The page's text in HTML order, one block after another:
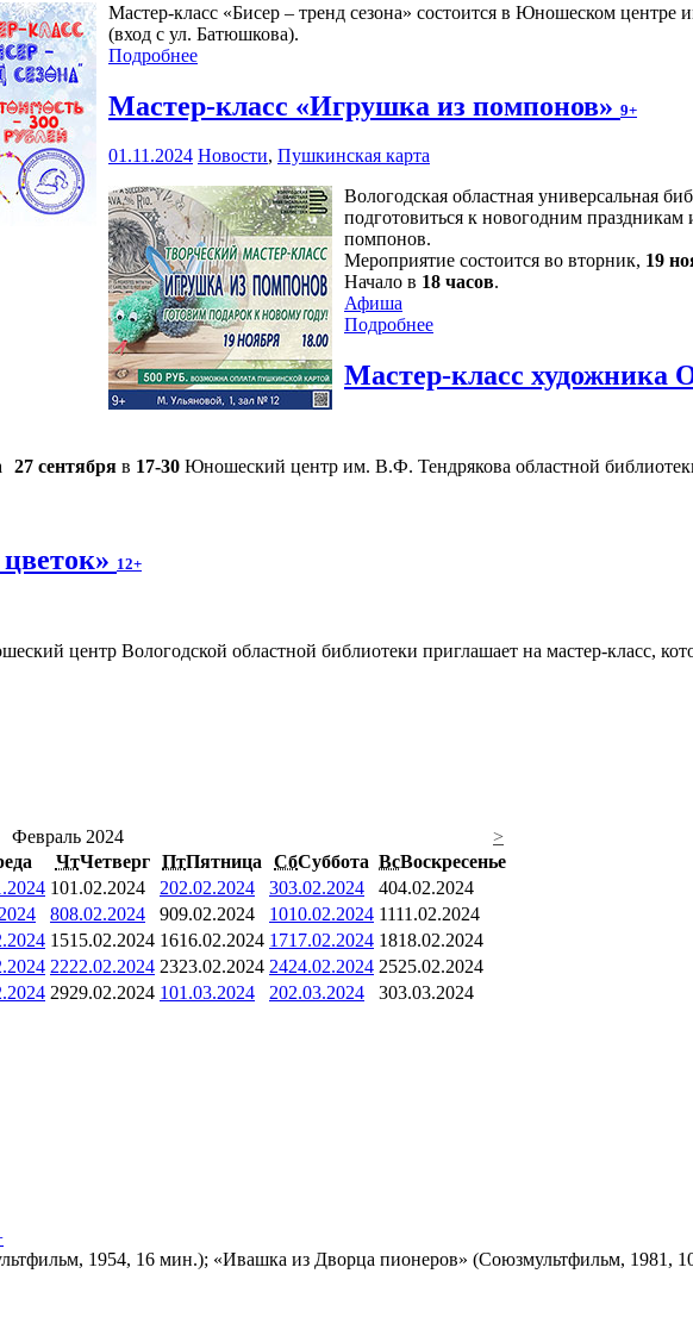
Мастер-класс «Бисер – тренд сезона» состоится в Юношеском центре
(вход с ул. Батюшкова).
Подробнее
Мастер-класс «Игрушка из помпонов» 9+
01.11.2024 Новости, Пушкинская карта
Вологодская областная универсальная
подготовиться к новогодним праздникам
помпонов.
Мероприятие состоится во вторник, 19
Начало в 18 часов.
Афиша
Подробнее
Мастер-класс художника
27 сентября в 17-30 Юношеский центр им. В.Ф. Тендрякова областной
12+
центр Вологодской областной библиотеки приглашает на мастер-класс,
Февраль 2024
>
ЧтЧетверг ПтПятница СбСуббота ВсВоскресенье
101.02.2024 202.02.2024 303.02.2024 404.02.2024
808.02.2024 909.02.2024 1010.02.2024 1111.02.2024
1515.02.2024 1616.02.2024 1717.02.2024 1818.02.2024
2222.02.2024 2323.02.2024 2424.02.2024 2525.02.2024
2929.02.2024 101.03.2024 202.03.2024 303.03.2024
1954, 16 мин.); «Ивашка из Дворца пионеров» (Союзмультфильм, 1981,